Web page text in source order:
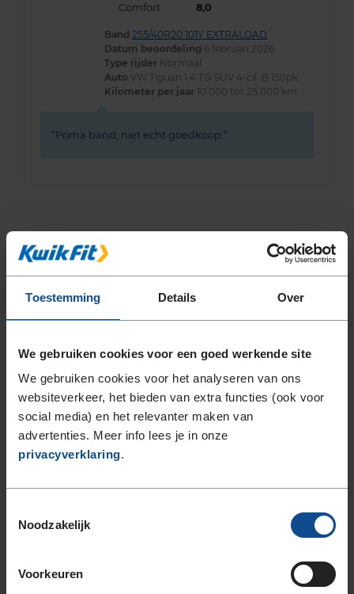
Toestemming Details Over
We gebruiken cookies voor een goed werkende site
We gebruiken cookies voor het analyseren van ons
websiteverkeer, het bieden van extra functies (ook voor
social media) en het relevanter maken van
advertenties. Meer info lees je in onze
privacyverklaring.
Noodzakelijk
Voorkeuren
Comfort
8,0
Band 255/40R20 101Y EXTRALOAD
Datum beoordeling 6 februari 2026
Type rijder Normaal
Auto VW Tiguan 1.4 TSi SUV 4-cil. B 150pk
Kilometer per jaar 10.000 tot 25.000 km
Prima band, niet echt goedkoop.
Bandenmontagepakketten
Kies je
Montage Veilig & Zeker
Per band € 40,-